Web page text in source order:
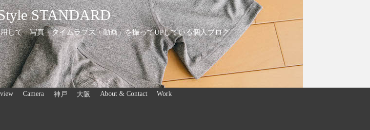
STANDARD
して「写真・タイムラプス・動画」を撮ってUPしている個人ブログ
Camera 神戸 大阪 About & Contact Work